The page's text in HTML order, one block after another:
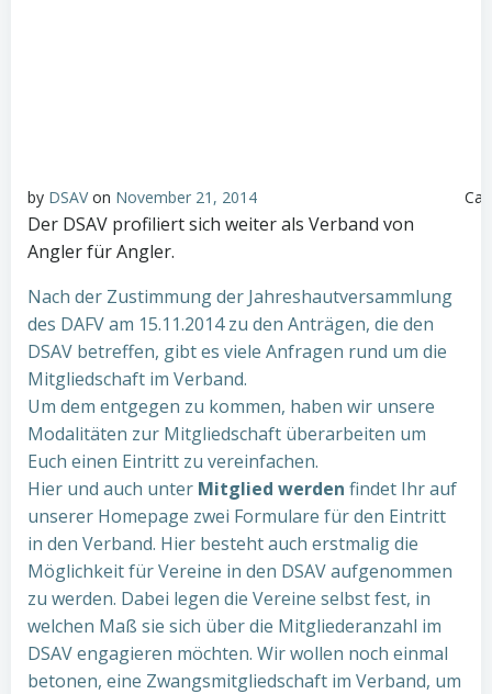
by DSAV on November 21, 2014
Der DSAV profiliert sich weiter als Verband von
Angler für Angler.
Nach der Zustimmung der Jahreshautversammlung
des DAFV am 15.11.2014 zu den Anträgen, die den
DSAV betreffen, gibt es viele Anfragen rund um die
Mitgliedschaft im Verband.
Um dem entgegen zu kommen, haben wir unsere
Modalitäten zur Mitgliedschaft überarbeiten um
Euch einen Eintritt zu vereinfachen.
Hier und auch unter Mitglied werden findet Ihr auf
unserer Homepage zwei Formulare für den Eintritt
in den Verband. Hier besteht auch erstmalig die
Möglichkeit für Vereine in den DSAV aufgenommen
zu werden. Dabei legen die Vereine selbst fest, in
welchen Maß sie sich über die Mitgliederanzahl im
DSAV engagieren möchten. Wir wollen noch einmal
betonen, eine Zwangsmitgliedschaft im Verband, um